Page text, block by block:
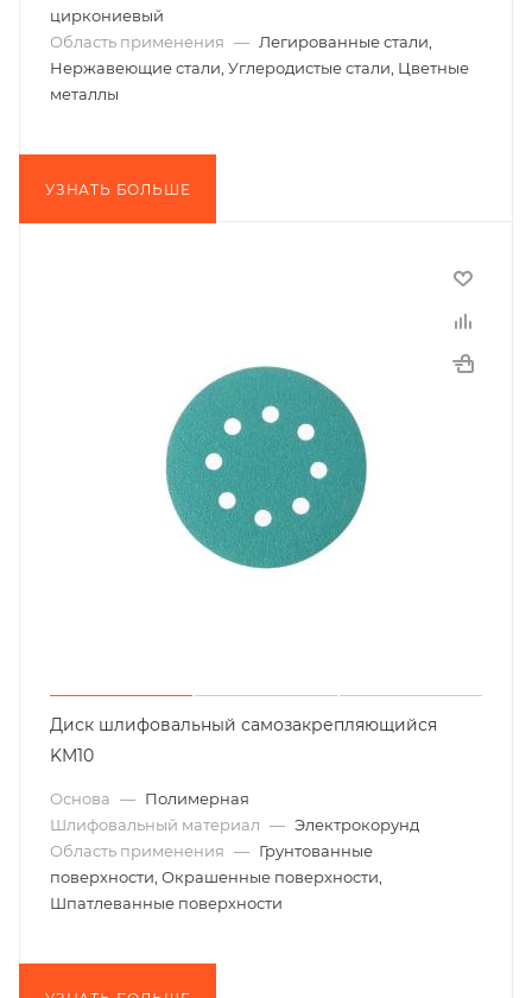
циркониевый
Область применения — Легированные стали,
Нержавеющие стали, Углеродистые стали, Цветные
металлы
УЗНАТЬ БОЛЬШЕ
Диск шлифовальный самозакрепляющийся
KM10
Основа — Полимерная
Шлифовальный материал — Электрокорунд
Область применения — Грунтованные
поверхности, Окрашенные поверхности,
Шпатлеванные поверхности